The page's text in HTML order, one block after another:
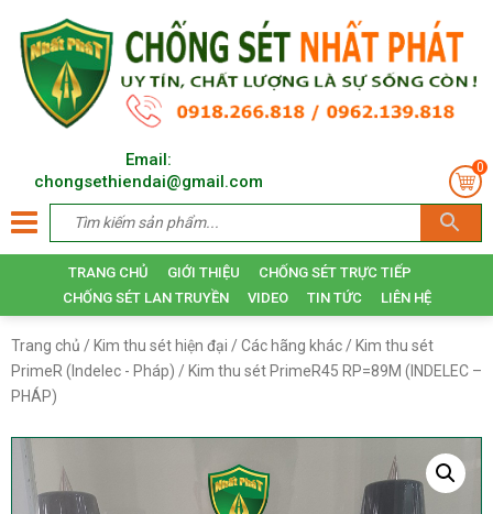
Email:
chongsethiendai@gmail.com
0
TRANG CHỦ GIỚI THIỆU
CHỐNG SÉT TRỰC TIẾP
CHỐNG SÉT LAN TRUYỀN
VIDEO TIN TỨC LIÊN HỆ
Trang chủ / Kim thu sét hiện đại /Các hãng khác / Kim thu sét
PrimeR (Indelec - Pháp) / Kim thu sét PrimeR45 RP=89M (INDELEC –
PHÁP)